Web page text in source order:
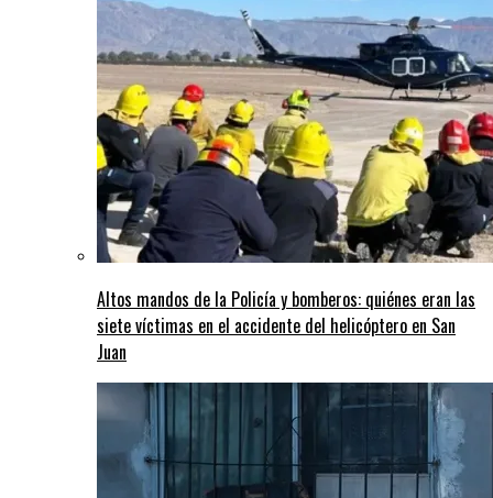
Altos mandos de la Policía y bomberos: quiénes eran las
siete víctimas en el accidente del helicóptero en San
Juan